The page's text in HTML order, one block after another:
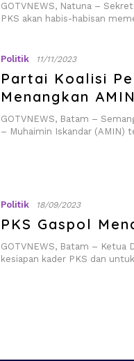
GOTVNEWS, Natuna –
PKS akan habis-habisan
Politik 11/11/2023
Partai Koalisi
Menangkan AMIN
GOTVNEWS, Batam –
– Muhaimin Iskandar (AMIN)
Politik 18/09/2023
PKS Gaspol
GOTVNEWS, Batam – Ketua
kesiapan kader PKS dan